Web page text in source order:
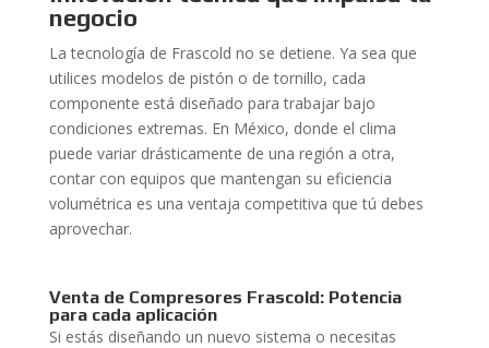
negocio
La tecnología de Frascold no se detiene. Ya sea que
utilices modelos de pistón o de tornillo, cada
componente está diseñado para trabajar bajo
condiciones extremas. En México, donde el clima
puede variar drásticamente de una región a otra,
contar con equipos que mantengan su eficiencia
volumétrica es una ventaja competitiva que tú debes
aprovechar.
Venta de Compresores Frascold: Potencia
para cada aplicación
Si estás diseñando un nuevo sistema o necesitas